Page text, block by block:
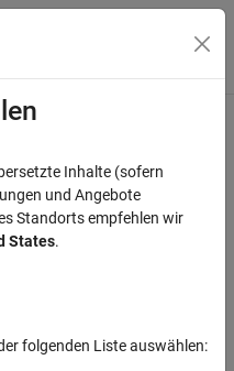
this information?
Inhalte (sofern
und Angebote
Standorts empfehlen wir
States.
folgenden Liste auswählen: